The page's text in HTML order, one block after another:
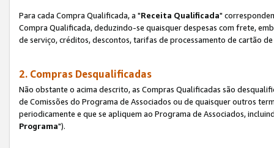
Para cada Compra Qualificada, a "Receita Qualificada"
Compra Qualificada, deduzindo-se quaisquer despesas com frete,
de serviço, créditos, descontos, tarifas de processamento de cartão
2. Compras Desqualificadas
Não obstante o acima descrito, as Compras Qualificadas são
de Comissões do Programa de Associados ou de quaisquer outros
periodicamente e que se apliquem ao Programa de Associados,
Programa").